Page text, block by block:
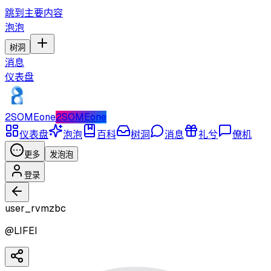
跳到主要内容
泡泡
树洞
消息
仪表盘
2SOMEone2SOMEone
仪表盘
泡泡 百科 树洞 消息 礼兮 僚机
更多 发泡泡
登录
user_rvmzbc
@LIFEI